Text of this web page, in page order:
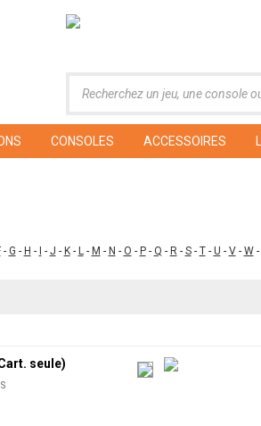
CONSOLES ACCESSOIRES
- G - H - - J - K- L- M - N - O - P- Q - R - S- T- U - V- W-
seule)